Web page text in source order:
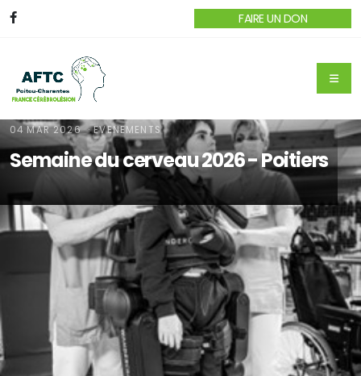
FAIRE UN DON
04 MAR 2026· EVENEMENTS
Semaine du cerveau 2026 - Poitiers